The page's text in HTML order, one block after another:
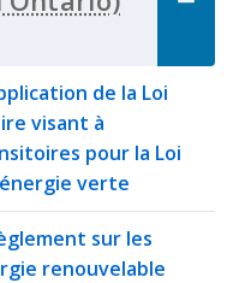
de la Loi
visant à
pour la Loi
verte
sur les
renouvelable